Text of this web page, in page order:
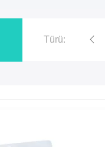
Türü:
Plastik Fermuarlı Çantalar